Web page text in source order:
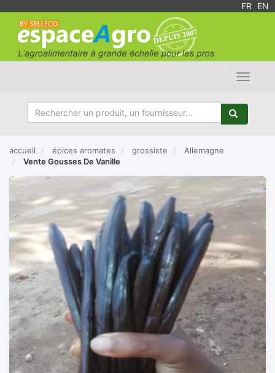
FR EN
Toggle
accueil épices aromates grossiste
Allemagne
Vente Gousses De Vanille